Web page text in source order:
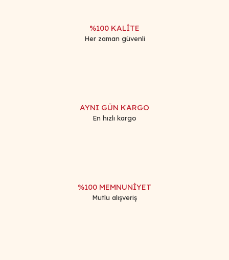
%100 KALİTE
Her zaman güvenli
AYNI GÜN KARGO
En hızlı kargo
%100 MEMNUNİYET
Mutlu alışveriş